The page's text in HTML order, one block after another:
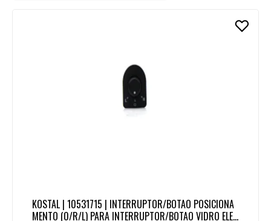
KOSTAL | 10531715 | INTERRUPTOR/BOTAO POSICIONA
MENTO (0/R/L) PARA INTERRUPTOR/BOTAO VIDRO ELET